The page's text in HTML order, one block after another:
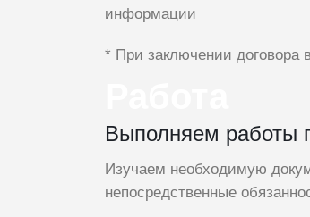
информации
* При заключении договора
Выполняем работы
Изучаем необходимую
непосредственные